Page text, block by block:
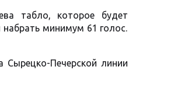
табло, которое будет
минимум 61 голос.
Сырецко-Печерской линии